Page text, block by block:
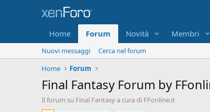
Home Forum Novità Membri
Nuovi messaggi
Cerca nel forum
Home
Forum
Final Fantasy Forum by
Il forum su Final Fantasy a cura di FFonline.it